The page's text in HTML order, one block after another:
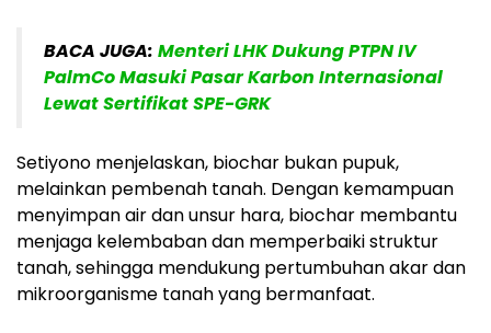
BACA JUGA: Menteri LHK Dukung PTPN IV
PalmCo Masuki Pasar Karbon Internasional
Lewat Sertifikat SPE-GRK
Setiyono menjelaskan, biochar bukan pupuk,
melainkan pembenah tanah. Dengan kemampuan
menyimpan air dan unsur hara, biochar membantu
menjaga kelembaban dan memperbaiki struktur
tanah, sehingga mendukung pertumbuhan akar dan
mikroorganisme tanah yang bermanfaat.